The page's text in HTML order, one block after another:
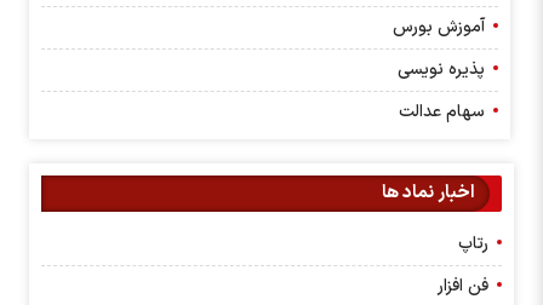
آموزش بورس
پذیره نویسی
سهام عدالت
اخبار نماد ها
رتاپ
فن افزار